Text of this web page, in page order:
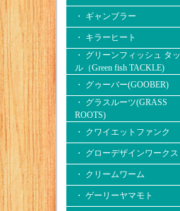
・ ギャンブラー
・ キラーヒート
・ グリーンフィッシュ タ
ル（Green fish TACKLE)
・ グゥーバー(GOOBER)
・ グラスルーツ(GRASS
ROOTS)
・ クワイエットファンク
・ グローデザインワークス
・ クリームワーム
・ ゲーリーヤマモト